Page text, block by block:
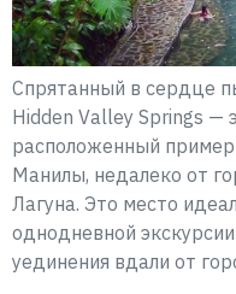
Спрятанный в сердце
Hidden Valley Springs —
расположенный
Манилы, недалеко от
Лагуна. Это место
однодневной
уединения вдали от